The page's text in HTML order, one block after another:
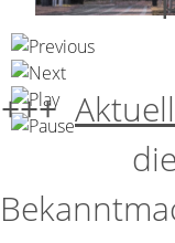
+++